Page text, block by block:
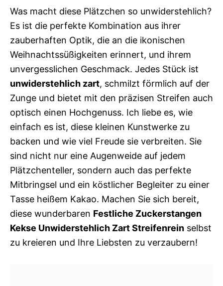
Was macht diese Plätzchen so unwiderstehlich?
Es ist die perfekte Kombination aus ihrer
zauberhaften Optik, die an die ikonischen
Weihnachtssüßigkeiten erinnert, und ihrem
unvergesslichen Geschmack. Jedes Stück ist
unwiderstehlich zart, schmilzt förmlich auf der
Zunge und bietet mit den präzisen Streifen auch
optisch einen Hochgenuss. Ich liebe es, wie
einfach es ist, diese kleinen Kunstwerke zu
backen und wie viel Freude sie verbreiten. Sie
sind nicht nur eine Augenweide auf jedem
Plätzchenteller, sondern auch das perfekte
Mitbringsel und ein köstlicher Begleiter zu einer
Tasse heißem Kakao. Machen Sie sich bereit,
diese wunderbaren Festliche Zuckerstangen
Kekse Unwiderstehlich Zart Streifenrein selbst
zu kreieren und Ihre Liebsten zu verzaubern!